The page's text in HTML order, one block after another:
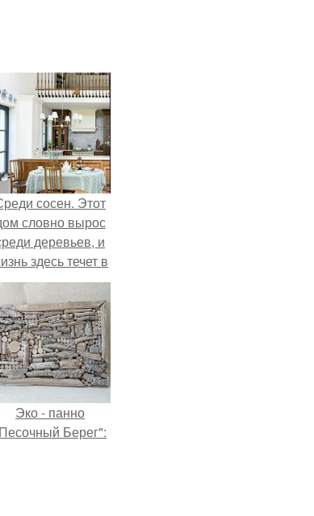
сосен. Этот
словно вырос
деревьев, и
здесь течет в
ритме
- спокойно, без
и лишнего
шума.
Эко - панно
Берег":